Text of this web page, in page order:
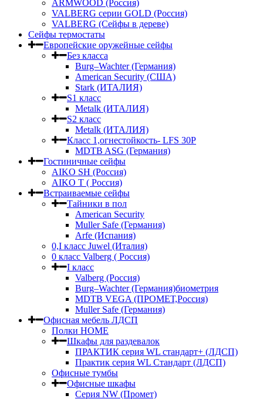
ARMWOOD (Россия)
VALBERG серии GOLD (Россия)
VALBERG (Сейфы в дереве)
Сейфы термостаты
Европейские оружейные сейфы
Без класса
Burg–Wachter (Германия)
American Security (США)
Stark (ИТАЛИЯ)
S1 класс
Metalk (ИТАЛИЯ)
S2 класс
Metalk (ИТАЛИЯ)
Класс 1,огнестойкость- LFS 30P
MDTB ASG (Германия)
Гостиничные сейфы
AIKO SH (Россия)
AIKO Т ( Россия)
Встраиваемые сейфы
Тайники в пол
American Security
Muller Safe (Германия)
Arfe (Испания)
0,I класс Juwel (Италия)
0 класс Valberg ( Россия)
I класс
Valberg (Россия)
Burg–Wachter (Германия)биометрия
MDTB VEGA (ПРОМЕТ,Россия)
Muller Safe (Германия)
Офисная мебель ЛДСП
Полки HOME
Шкафы для раздевалок
ПРАКТИК серия WL стандарт+ (ЛДСП)
Практик серия WL Стандарт (ЛДСП)
Офисные тумбы
Офисные шкафы
Серия NW (Промет)